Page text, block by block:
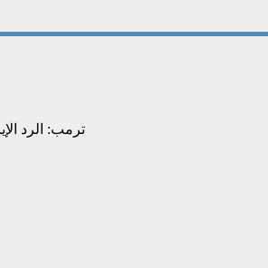
ترمب: الرد